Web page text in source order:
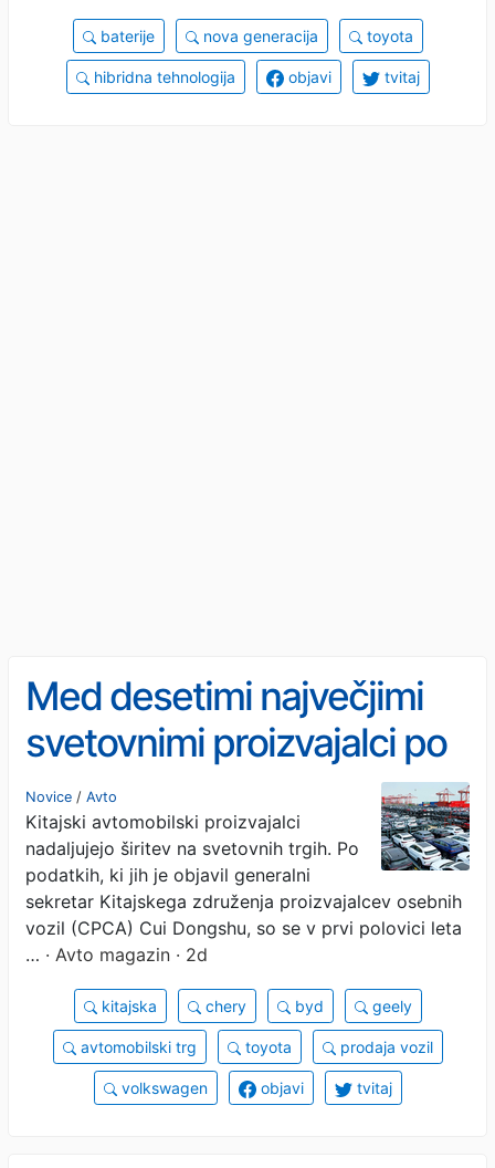
baterije nova generacija toyota
hibridna tehnologija objavi tvitaj
Med desetimi največjimi
svetovnimi proizvajalci po
novem kar tri kitajske
znamke. Kakšna pa je širša
slika?
Novice / Avto
Kitajski avtomobilski proizvajalci
nadaljujejo širitev na svetovnih trgih. Po
podatkih, ki jih je objavil generalni
sekretar Kitajskega združenja proizvajalcev osebnih
vozil (CPCA) Cui Dongshu, so se v prvi polovici leta
… · Avto magazin · 2d
kitajska chery byd geely
avtomobilski trg toyota prodaja vozil
volkswagen objavi tvitaj